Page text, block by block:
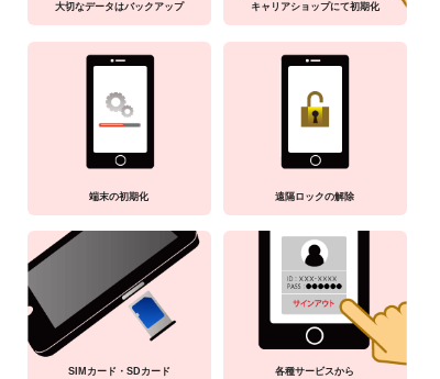
大切なデータはバックアップ
キャリアショップにて初期化
端末の初期化 遠隔ロックの解除
SIMカード・SDカード
各種サービスから